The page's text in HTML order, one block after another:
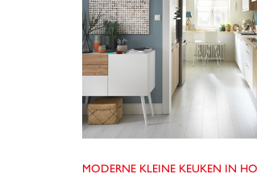
MODERNE KLEINE KEUKEN IN